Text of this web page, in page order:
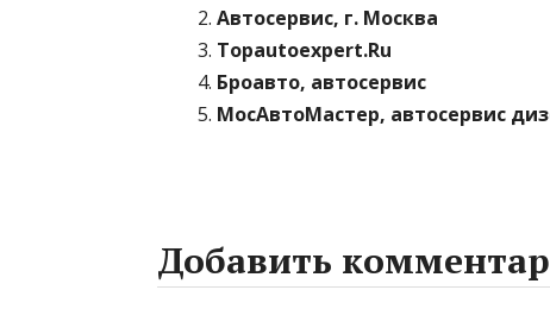
Автосервис, г. Москва
Topautoexpert.Ru
Броавто, автосервис
МосАвтоМастер, автосервис
Добавить